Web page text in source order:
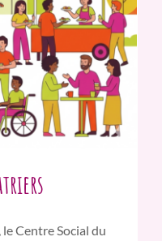
Centre Social du